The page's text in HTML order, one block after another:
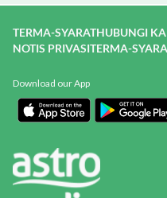
TERMA-SYARATHUBUNGI
NOTIS PRIVASITERMA-
Download our App